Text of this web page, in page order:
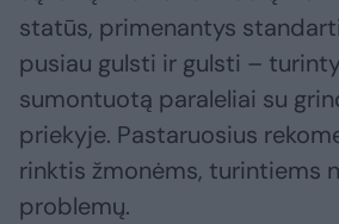
statūs, primenantys
pusiau gulsti ir gulsti –
sumontuotą paraleliai su
priekyje. Pastaruosius
rinktis žmonėms, turintiems
problemų.